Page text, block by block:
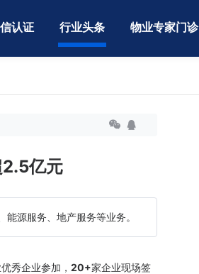
认证 行业头条 物业专家门诊
2.5亿元
源服务、地产服务等业务。
秀企业参加， 20+家企业现场签